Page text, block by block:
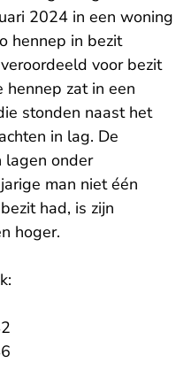
2024 in een woning
hennep in bezit
voor bezit
hennep zat in een
stonden naast het
in lag. De
lagen onder
man niet één
had, is zijn
hoger.